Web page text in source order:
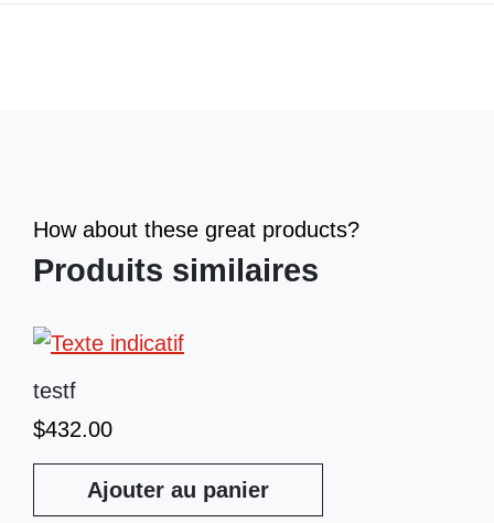
How about these great products?
Produits similaires
testf
$432.00
Ajouter au panier